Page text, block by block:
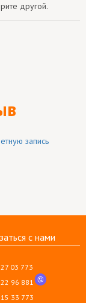
другой.
запись
с нами
03 773
96 881
33 773